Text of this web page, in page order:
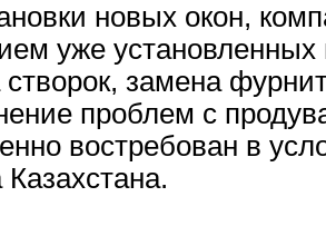
новых окон,
уже
створок, замена
проблем с
востребован в